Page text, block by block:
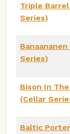
Triple
Series)
Series)
Bison In
(Cellar
Baltic